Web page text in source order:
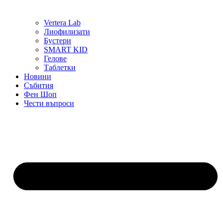
Vertera Lab
Лиофилизати
Бустери
SMART KID
Гелове
Таблетки
Новини
Събития
Фен Шоп
Чести въпроси